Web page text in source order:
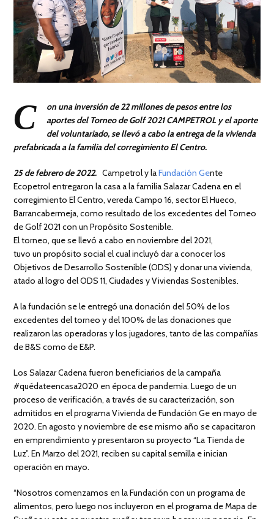
C
on una inversión de 22 millones de pesos entre los
aportes del Torneo de Golf 2021 CAMPETROL y el aporte
del voluntariado, se llevó a cabo la entrega de la vivienda
prefabricada a la familia del corregimiento El Centro.
25 de febrero de 2022. Campetrol y laFundaciónGente
Ecopetrol entregaron la casa a la familia Salazar Cadena en el
corregimiento El Centro, vereda Campo 16, sector El Hueco,
Barrancabermeja, como resultado de los excedentes del Torneo
de Golf 2021 con un Propósito Sostenible.
El torneo, que se llevó a cabo en noviembre del 2021,
tuvo un propósito social el cual incluyó dar a conocer los
Objetivos de Desarrollo Sostenible (ODS) y donar una vivienda,
atado al logro del ODS 11, Ciudades y Viviendas Sostenibles.
A la fundación se le entregó una donación del 50% de los
excedentes del torneo y del 100% de las donaciones que
realizaron las operadoras y los jugadores, tanto de las compañías
de B&S como de E&P.
Los Salazar Cadena fueron beneficiarios de la campaña
#quédateencasa2020 en época de pandemia. Luego de un
proceso de verificación, a través de su caracterización, son
admitidos en el programa Vivienda de Fundación Ge en mayo de
2020. En agosto y noviembre de ese mismo año se capacitaron
en emprendimiento y presentaron su proyecto “La Tienda de
Luz”. En Marzo del 2021, reciben su capital semilla e inician
operación en mayo.
“Nosotros comenzamos en la Fundación con un programa de
alimentos, pero luego nos incluyeron en el programa de Mapa de